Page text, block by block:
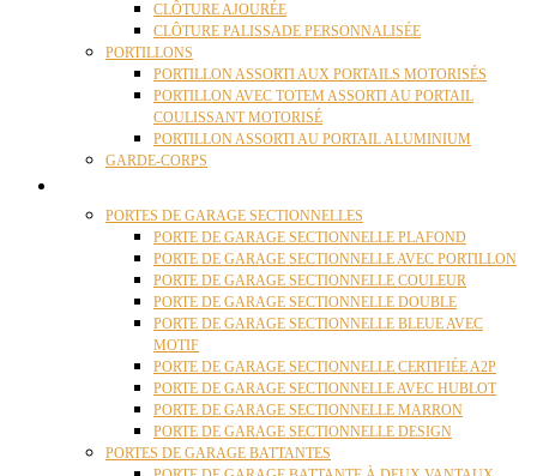
CLÔTURE AJOURÉE
CLÔTURE PALISSADE PERSONNALISÉE
PORTILLONS
PORTILLON ASSORTI AUX PORTAILS MOTORISÉS
PORTILLON AVEC TOTEM ASSORTI AU PORTAIL
COULISSANT MOTORISÉ
PORTILLON ASSORTI AU PORTAIL ALUMINIUM
GARDE-CORPS
PORTES DE GARAGE SECTIONNELLES
PORTE DE GARAGE SECTIONNELLE PLAFOND
PORTE DE GARAGE SECTIONNELLE AVEC PORTILLON
PORTE DE GARAGE SECTIONNELLE COULEUR
PORTE DE GARAGE SECTIONNELLE DOUBLE
PORTE DE GARAGE SECTIONNELLE BLEUE AVEC
MOTIF
PORTE DE GARAGE SECTIONNELLE CERTIFIÉE A2P
PORTE DE GARAGE SECTIONNELLE AVEC HUBLOT
PORTE DE GARAGE SECTIONNELLE MARRON
PORTE DE GARAGE SECTIONNELLE DESIGN
PORTES DE GARAGE BATTANTES